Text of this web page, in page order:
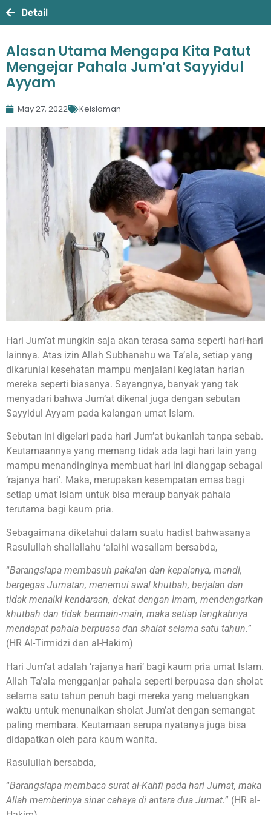
Detail
Alasan Utama Mengapa Kita Patut
Mengejar Pahala Jum’at Sayyidul
Ayyam
May 27, 2022 Keislaman
Hari Jum’at mungkin saja akan terasa sama seperti hari-hari
lainnya. Atas izin Allah Subhanahu wa Ta’ala, setiap yang
dikaruniai kesehatan mampu menjalani kegiatan harian
mereka seperti biasanya. Sayangnya, banyak yang tak
menyadari bahwa Jum’at dikenal juga dengan sebutan
Sayyidul Ayyam pada kalangan umat Islam.
Sebutan ini digelari pada hari Jum’at bukanlah tanpa sebab.
Keutamaannya yang memang tidak ada lagi hari lain yang
mampu menandinginya membuat hari ini dianggap sebagai
‘rajanya hari’. Maka, merupakan kesempatan emas bagi
setiap umat Islam untuk bisa meraup banyak pahala
terutama bagi kaum pria.
Sebagaimana diketahui dalam suatu hadist bahwasanya
Rasulullah shallallahu ‘alaihi wasallam bersabda,
“Barangsiapa membasuh pakaian dan kepalanya, mandi,
bergegas Jumatan, menemui awal khutbah, berjalan dan
tidak menaiki kendaraan, dekat dengan Imam, mendengarkan
khutbah dan tidak bermain-main, maka setiap langkahnya
mendapat pahala berpuasa dan shalat selama satu tahun.”
(HR Al-Tirmidzi dan al-Hakim)
Hari Jum’at adalah ‘rajanya hari’ bagi kaum pria umat Islam.
Allah Ta’ala mengganjar pahala seperti berpuasa dan sholat
selama satu tahun penuh bagi mereka yang meluangkan
waktu untuk menunaikan sholat Jum’at dengan semangat
paling membara. Keutamaan serupa nyatanya juga bisa
didapatkan oleh para kaum wanita.
Rasulullah bersabda,
“Barangsiapa membaca surat al-Kahfi pada hari Jumat, maka
Allah memberinya sinar cahaya di antara dua Jumat.” (HR al-